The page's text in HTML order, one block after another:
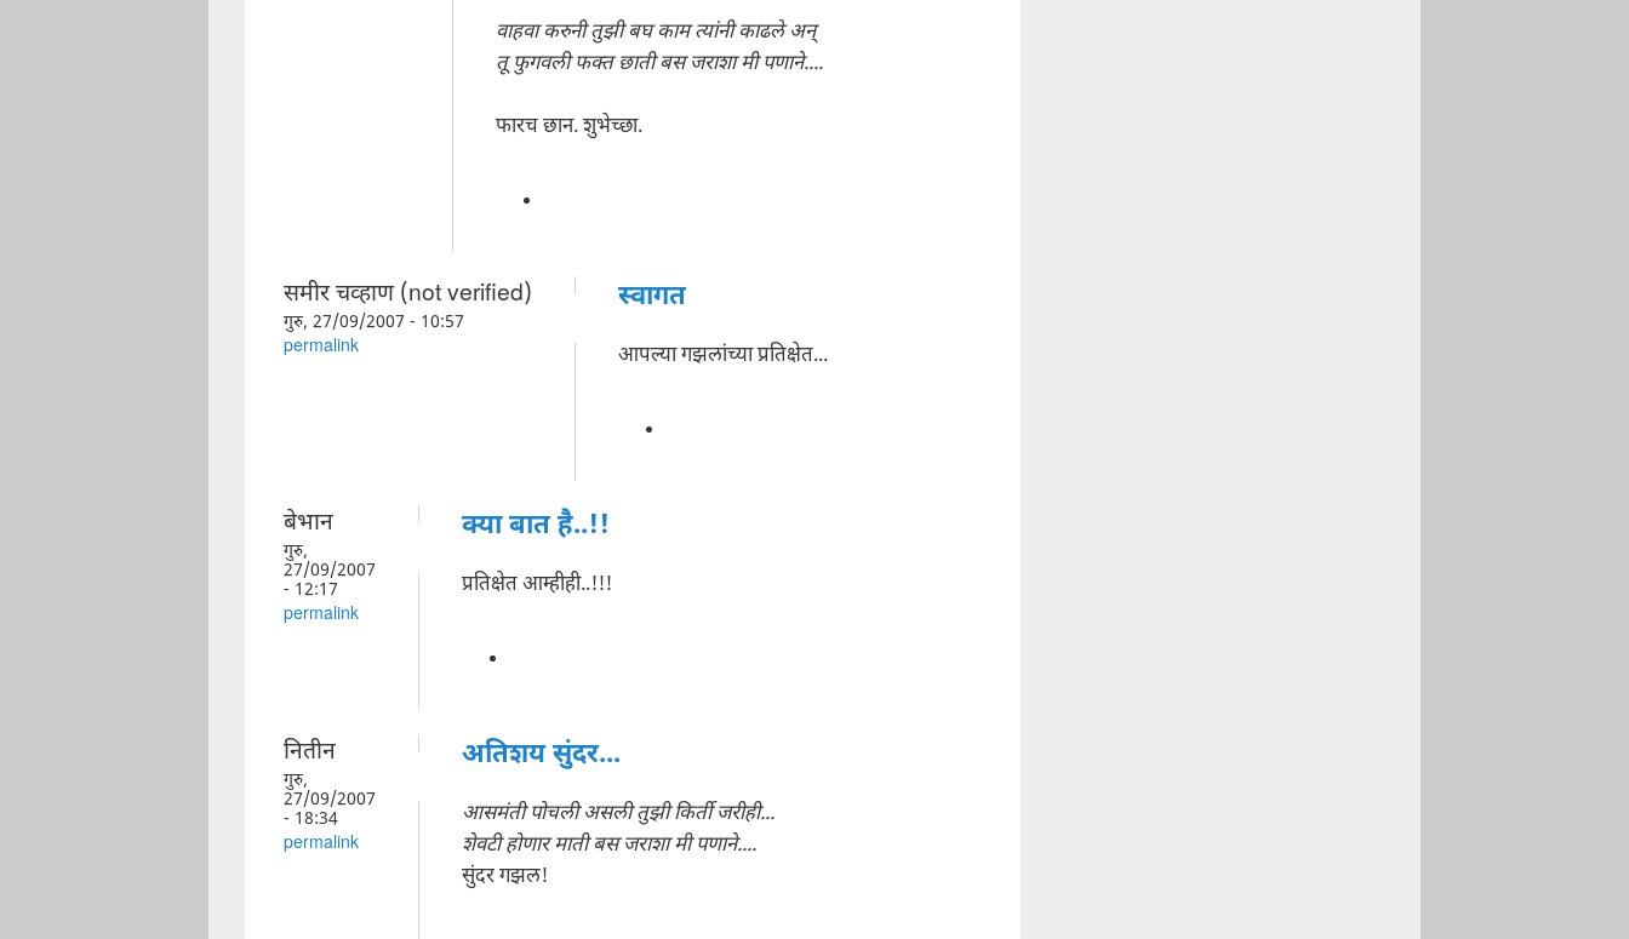
वाहवा करुनी तुझी बघ काम त्यांनी काढले अन्
तू फुगवली फक्त छाती बस जराशा मी पणाने....
फारच छान. शुभेच्छा.
समीर चव्हाण (not verified)
गुरु, 27/09/2007 - 10:57
permalink
स्वागत
आपल्या गझलांच्या प्रतिक्षेत...
बेभान
गुरु,
27/09/2007
- 12:17
permalink
क्या बात है..!!
प्रतिक्षेत आम्हीही..!!!
नितीन
गुरु,
27/09/2007
- 18:34
permalink
अतिशय सुंदर...
आसमंती पोचली असली तुझी किर्ती जरीही...
शेवटी होणार माती बस जराशा मी पणाने....
सुंदर गझल!